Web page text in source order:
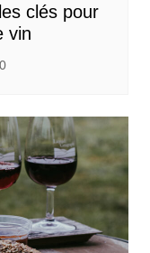
clés pour
vin
0